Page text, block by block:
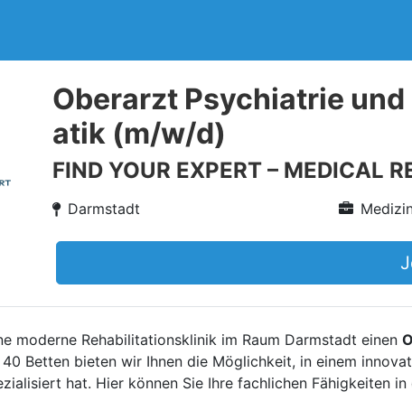
Oberarzt Psychiatrie
atik (m/w/d)
FIND YOUR EXPERT – MEDICAL
Darmstadt
moderne Rehabilitationsklinik im Raum Darmstadt einen
Betten bieten wir Ihnen die Möglichkeit, in einem
hat. Hier können Sie Ihre fachlichen Fähigkeiten